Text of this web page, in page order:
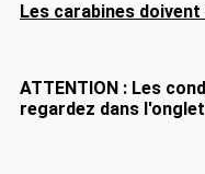
Les carabines
ATTENTION : Les
regardez dans